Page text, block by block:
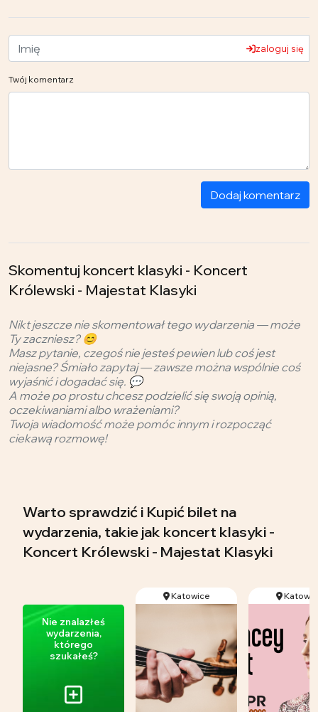
zaloguj się
Twój komentarz
Dodaj komentarz
Skomentuj koncert klasyki - Koncert
Królewski - Majestat Klasyki
Nikt jeszcze nie skomentował tego wydarzenia — może
Ty zaczniesz? 😊
Masz pytanie, czegoś nie jesteś pewien lub coś jest
niejasne? Śmiało zapytaj — zawsze można wspólnie coś
wyjaśnić i dogadać się. 💬
A może po prostu chcesz podzielić się swoją opinią,
oczekiwaniami albo wrażeniami?
Twoja wiadomość może pomóc innym i rozpocząć
ciekawą rozmowę!
Warto sprawdzić i Kupić bilet na
wydarzenia, takie jak koncert klasyki -
Koncert Królewski - Majestat Klasyki
Nie znalazłeś
wydarzenia,
którego
szukałeś?
Katowice